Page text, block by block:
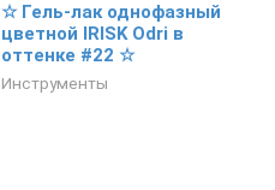
☆ Гель-лак однофазный
цветной IRISK Odri в
оттенке #22 ☆
Инструменты